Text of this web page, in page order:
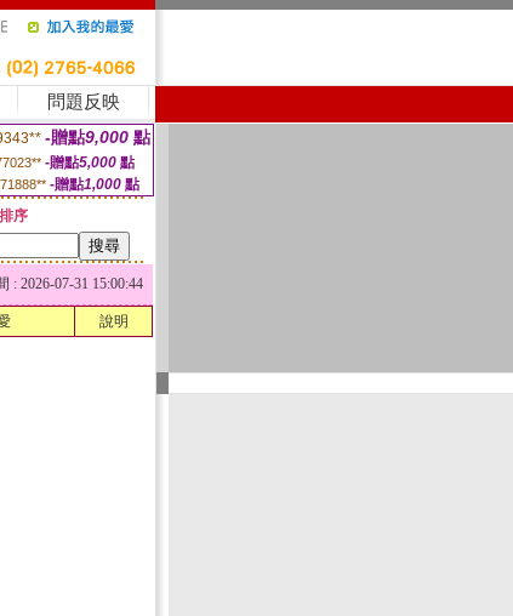
問題反映
-贈點9,000 點
-贈點5,000點
-贈點1,000 點
序
: 2026-07-31 15:00:44
說明